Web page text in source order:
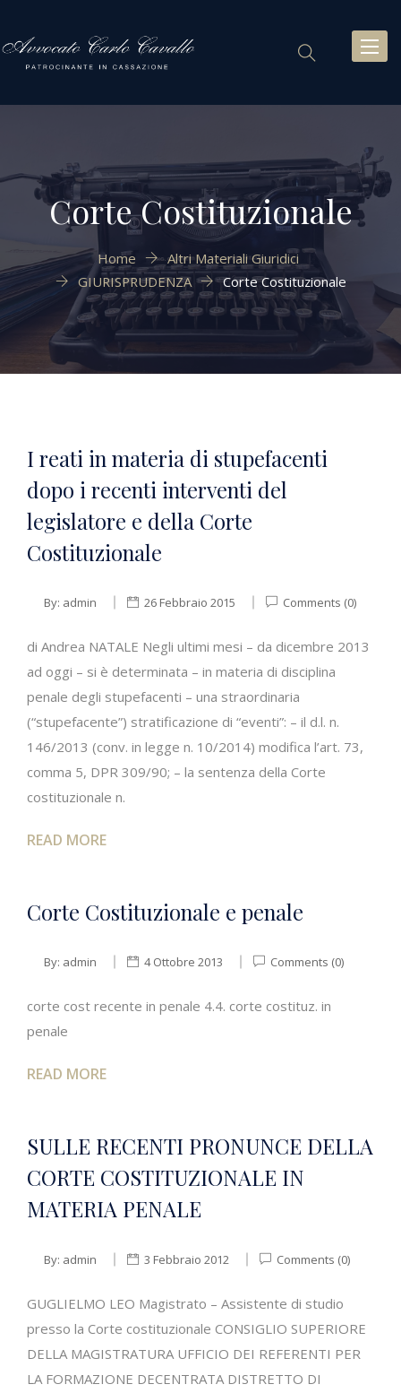
Corte Costituzionale
Home
Altri Materiali Giuridici
GIURISPRUDENZA
Corte Costituzionale
I reati in materia di stupefacenti
dopo i recenti interventi del
legislatore e della Corte
Costituzionale
By: admin 26 Febbraio 2015 Comments (0)
di Andrea NATALE Negli ultimi mesi – da dicembre 2013
ad oggi – si è determinata – in materia di disciplina
penale degli stupefacenti – una straordinaria
(“stupefacente”) stratificazione di “eventi”: – il d.l. n.
146/2013 (conv. in legge n. 10/2014) modifica l’art. 73,
comma 5, DPR 309/90; – la sentenza della Corte
costituzionale n.
READ MORE
Corte Costituzionale e penale
By: admin 4 Ottobre 2013 Comments (0)
corte cost recente in penale 4.4. corte costituz. in
penale
READ MORE
SULLE RECENTI PRONUNCE DELLA
CORTE COSTITUZIONALE IN
MATERIA PENALE
By: admin 3 Febbraio 2012 Comments (0)
GUGLIELMO LEO Magistrato – Assistente di studio
presso la Corte costituzionale CONSIGLIO SUPERIORE
DELLA MAGISTRATURA UFFICIO DEI REFERENTI PER
LA FORMAZIONE DECENTRATA DISTRETTO DI